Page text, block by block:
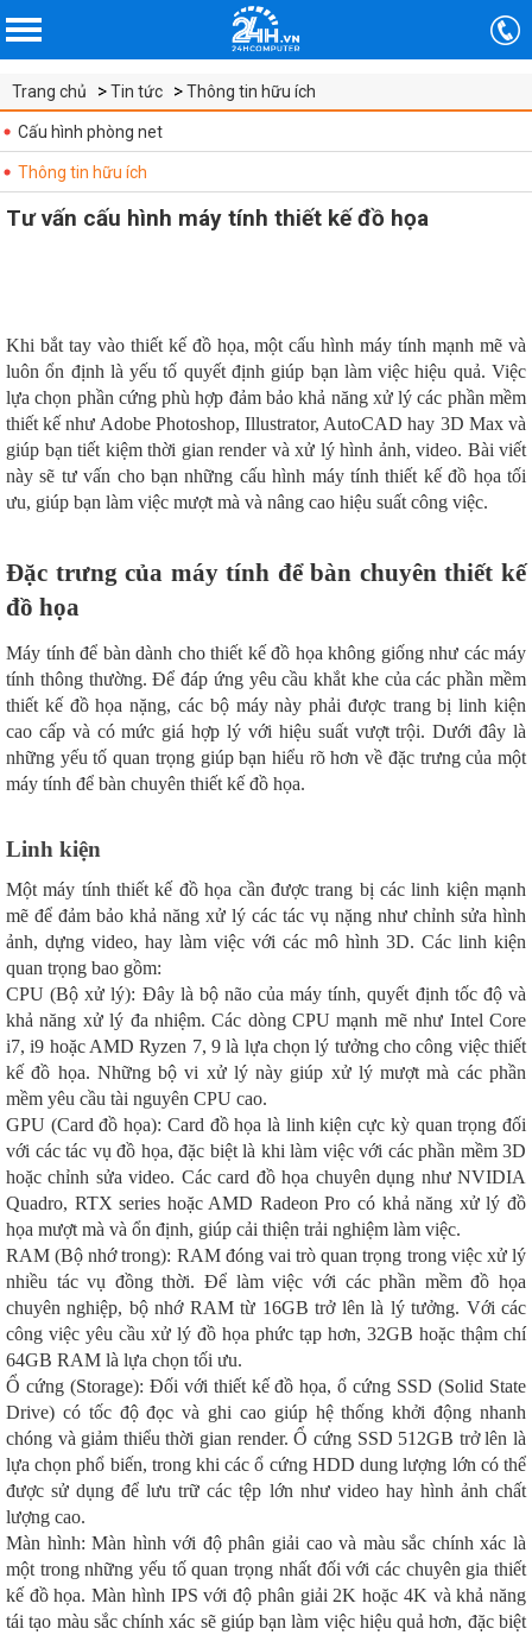
Trang chủ Tin tức Thông tin hữu ích
Cấu hình phòng net
Thông tin hữu ích
​Tư vấn cấu hình máy tính thiết kế đồ họa
Khi bắt tay vào thiết kế đồ họa, một cấu hình máy tính mạnh mẽ và
luôn ổn định là yếu tố quyết định giúp bạn làm việc hiệu quả. Việc
lựa chọn phần cứng phù hợp đảm bảo khả năng xử lý các phần mềm
thiết kế như Adobe Photoshop, Illustrator, AutoCAD hay 3D Max và
giúp bạn tiết kiệm thời gian render và xử lý hình ảnh, video. Bài viết
này sẽ tư vấn cho bạn những cấu hình máy tính thiết kế đồ họa tối
ưu, giúp bạn làm việc mượt mà và nâng cao hiệu suất công việc.
Đặc trưng của máy tính để bàn chuyên thiết kế
đồ họa
Máy tính để bàn dành cho thiết kế đồ họa không giống như các máy
tính thông thường. Để đáp ứng yêu cầu khắt khe của các phần mềm
thiết kế đồ họa nặng, các bộ máy này phải được trang bị linh kiện
cao cấp và có mức giá hợp lý với hiệu suất vượt trội. Dưới đây là
những yếu tố quan trọng giúp bạn hiểu rõ hơn về đặc trưng của một
máy tính để bàn chuyên thiết kế đồ họa.
Linh kiện
Một máy tính thiết kế đồ họa cần được trang bị các linh kiện mạnh
mẽ để đảm bảo khả năng xử lý các tác vụ nặng như chỉnh sửa hình
ảnh, dựng video, hay làm việc với các mô hình 3D. Các linh kiện
quan trọng bao gồm:
CPU (Bộ xử lý): Đây là bộ não của máy tính, quyết định tốc độ và
khả năng xử lý đa nhiệm. Các dòng CPU mạnh mẽ như Intel Core
i7, i9 hoặc AMD Ryzen 7, 9 là lựa chọn lý tưởng cho công việc thiết
kế đồ họa. Những bộ vi xử lý này giúp xử lý mượt mà các phần
mềm yêu cầu tài nguyên CPU cao.
GPU (Card đồ họa): Card đồ họa là linh kiện cực kỳ quan trọng đối
với các tác vụ đồ họa, đặc biệt là khi làm việc với các phần mềm 3D
hoặc chỉnh sửa video. Các card đồ họa chuyên dụng như NVIDIA
Quadro, RTX series hoặc AMD Radeon Pro có khả năng xử lý đồ
họa mượt mà và ổn định, giúp cải thiện trải nghiệm làm việc.
RAM (Bộ nhớ trong): RAM đóng vai trò quan trọng trong việc xử lý
nhiều tác vụ đồng thời. Để làm việc với các phần mềm đồ họa
chuyên nghiệp, bộ nhớ RAM từ 16GB trở lên là lý tưởng. Với các
công việc yêu cầu xử lý đồ họa phức tạp hơn, 32GB hoặc thậm chí
64GB RAM là lựa chọn tối ưu.
Ổ cứng (Storage): Đối với thiết kế đồ họa, ổ cứng SSD (Solid State
Drive) có tốc độ đọc và ghi cao giúp hệ thống khởi động nhanh
chóng và giảm thiểu thời gian render. Ổ cứng SSD 512GB trở lên là
lựa chọn phổ biến, trong khi các ổ cứng HDD dung lượng lớn có thể
được sử dụng để lưu trữ các tệp lớn như video hay hình ảnh chất
lượng cao.
Màn hình: Màn hình với độ phân giải cao và màu sắc chính xác là
một trong những yếu tố quan trọng nhất đối với các chuyên gia thiết
kế đồ họa. Màn hình IPS với độ phân giải 2K hoặc 4K và khả năng
tái tạo màu sắc chính xác sẽ giúp bạn làm việc hiệu quả hơn, đặc biệt